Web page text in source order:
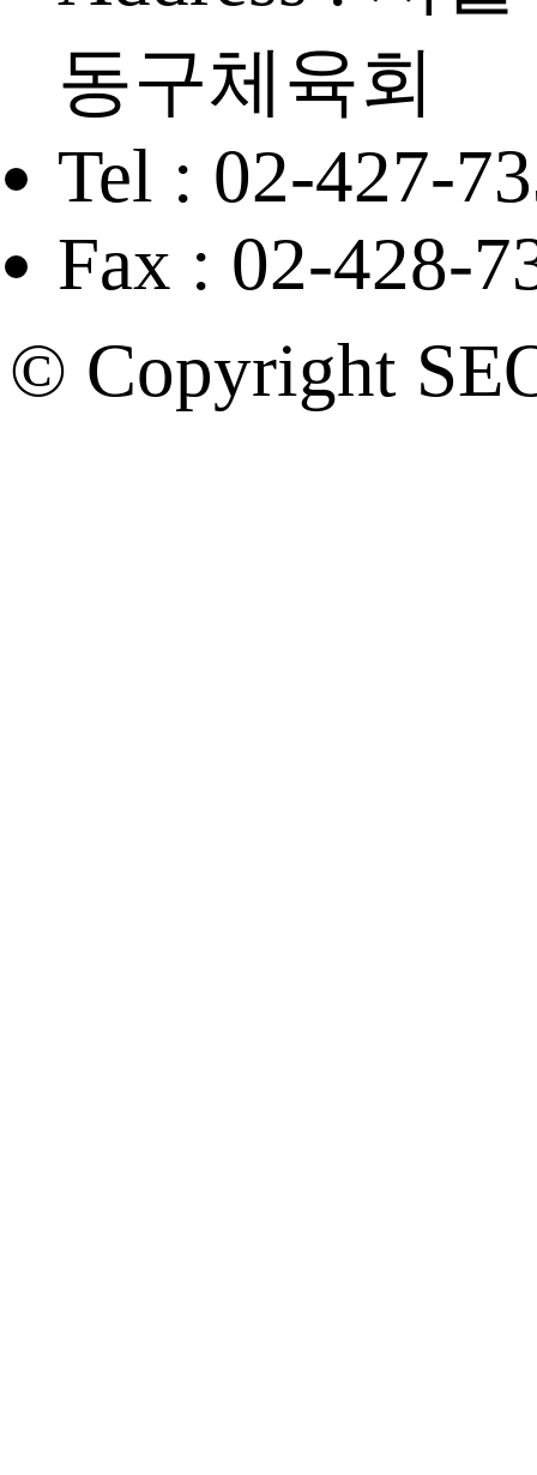
동구체육회
Tel : 02-427-
Fax : 02-428-
© Copyright